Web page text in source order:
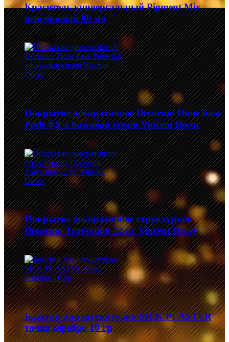
Краситель универсальный Pigment Mix
персиковый 80 мл
99,00 руб.
Покрытие декоративное Decorum Dune base
Perle 0,9 л hawaiian cream Vincent Decor
839,00 руб.
Покрытие декоративное структурное
Decorum Travertino 12 кг Vincent Decor
3 149,00 руб.
Блестки для штукатурки SILK PLASTER
точка серебро 10 гр